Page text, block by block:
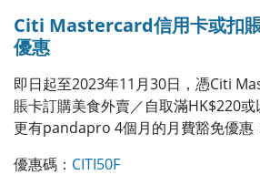
Citi Mastercard信用卡或扣
優惠
即日起至2023年11月30日，憑Citi
賬卡訂購美食外賣／自取滿HK$220或
更有pandapro 4個月的月費豁免優惠
優惠碼： CITI50F